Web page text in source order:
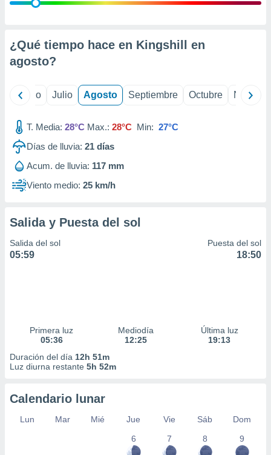
e
mediante
publicidad
de
1199
¿Qué tiempo hace en Kingshill en
agosto?
Junio Julio Agosto Septiembre Octubre
T. Media: 28°C Max.: 28°C Min: 27°C
Días de lluvia: 21 días
Acum. de lluvia: 117 mm
Viento medio: 25 km/h
Salida y Puesta del sol
Salida del sol
05:59
Puesta del sol
18:50
Primera luz
05:36
Mediodía
12:25
Última luz
19:13
Duración del día 12h 51m
Luz diurna restante 5h 52m
Calendario lunar
Lun Mar Mié Jue Vie Sáb
Dom
6
7 8 9